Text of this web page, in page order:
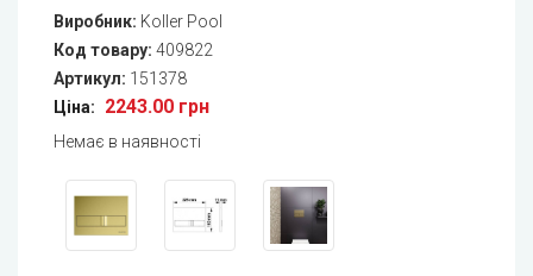
Виробник: Koller Pool
Код товару: 409822
Артикул: 151378
Ціна:
2243.00 грн
Немає в наявності